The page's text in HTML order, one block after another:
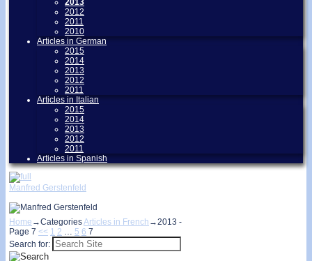
2013
2012
2011
2010
Articles in German
2015
2014
2013
2012
2011
Articles in Italian
2015
2014
2013
2012
2011
Articles in Spanish
Manfred Gerstenfeld
Home →CategoriesArticles in French →2013 -
Page 7 << 1 2 … 5 6 7
Search for: